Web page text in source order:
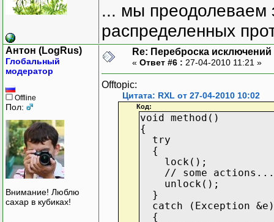
... мы преодолеваем
распределенных
Антон (LogRus)
Глобальный
модератор
Offline
Пол:
Внимание! Люблю
сахар в кубиках!
Re: Переброска исключений
« Ответ #6 : 27-04-2010 11:21 »
Offtopic:
Цитата: RXL от 27-04-2010 10:02
Код:
void method()
{
try
{
lock();
// some actions...
unlock();
}
catch (Exception &e)
{